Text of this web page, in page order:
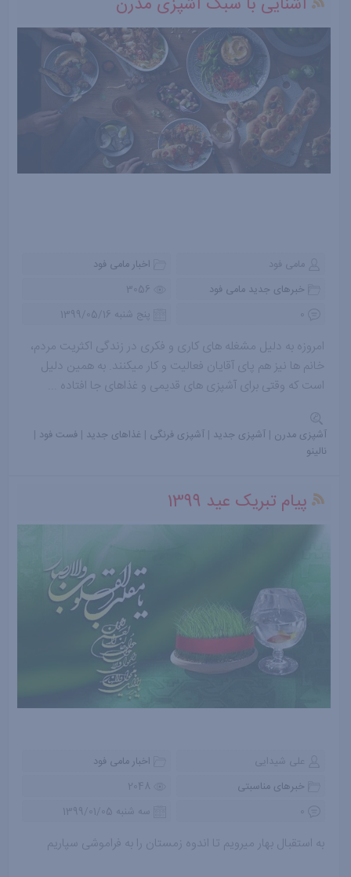
مامی فود
اخبار مامی فود
خبرهای جدید مامی فود
3056
پنج شنبه 1399/05/16
امروزه به دلیل مشغله های کاری و فکری در زندگی اکثریت مردم،
خانم ها نیز هم پای آقایان فعالیت و کار میکنند. به همین دلیل
است که وقتی برای آشپزی های قدیمی و غذاهای جا افتاده ...
آشپزی مدرن |آشپزی جدید |آشپزی فرنگی | غذاهای جدید | فست فود |
نالینو
پیام تبریک عید 1399
علی شیدایی
اخبار مامی فود
خبرهای مناسبتی
2048
سه شنبه 1399/01/05
به استقبال بهار میرویم تا اندوه زمستان را به فراموشی سپاریم